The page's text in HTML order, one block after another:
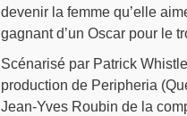
devenir la femme qu’elle
gagnant d’un Oscar pour le
Scénarisé par Patrick
production de Peripheria
Jean-Yves Roubin de la